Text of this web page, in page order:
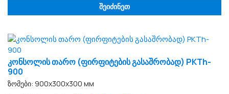
შეიძინეთ
კონსოლის თარო (ფირფიტების გასაშრობად) PKTh-
900
ზომები: 900х300х300 мм